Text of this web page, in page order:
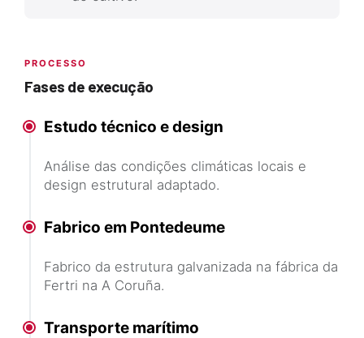
PROCESSO
Fases de execução
Estudo técnico e design
Análise das condições climáticas locais e
design estrutural adaptado.
Fabrico em Pontedeume
Fabrico da estrutura galvanizada na fábrica da
Fertri na A Coruña.
Transporte marítimo